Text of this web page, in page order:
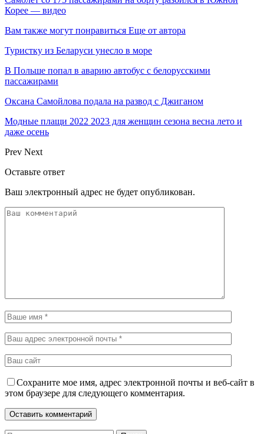
Корее — видео
Вам также могут понравиться Еще от автора
Туристку из Беларуси унесло в море
В Польше попал в аварию автобус с белорусскими
пассажирами
Оксана Самойлова подала на развод с Джиганом
Модные плащи 2022 2023 для женщин сезона весна лето и
даже осень
Prev Next
Оставьте ответ
Ваш электронный адрес не будет опубликован.
Сохраните мое имя, адрес электронной почты и веб-сайт в
этом браузере для следующего комментария.